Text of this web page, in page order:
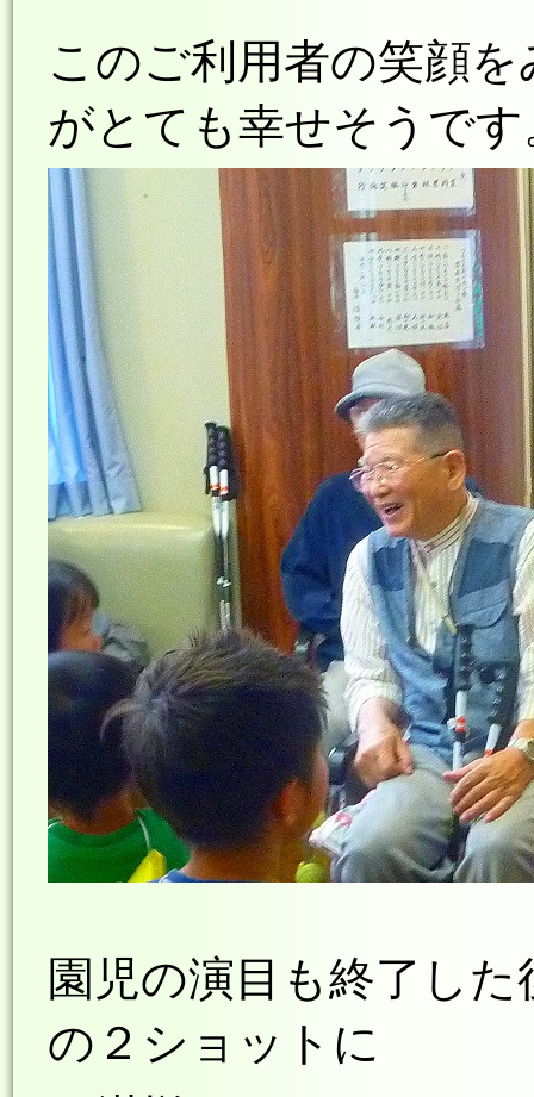
このご利用者の笑顔
がとても幸せそうです
園児の演目も終了し
の２ショットに